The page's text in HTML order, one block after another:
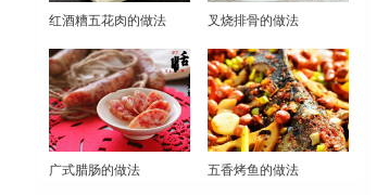
红酒糟五花肉的做法 叉烧排骨的做法
广式腊肠的做法 五香烤鱼的做法